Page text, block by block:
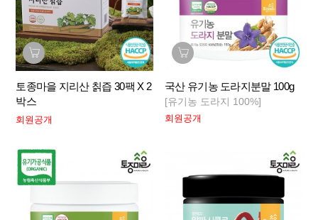
토종마을 지리산 칡즙 30팩 X 2
박스
회원공개
국산 유기농 도라지분말 100g
[유기농 도라지 100%]
회원공개